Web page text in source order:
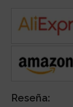
Reseña: